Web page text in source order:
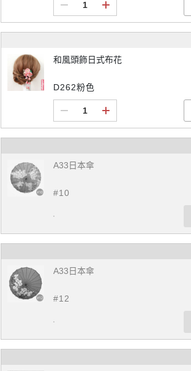
和風頭飾日式布花
D262粉色
A33日本傘
#10
A33日本傘
#12